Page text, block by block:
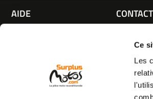
Ce
Les
AIDE
Mentions légales
Vie privée
Par